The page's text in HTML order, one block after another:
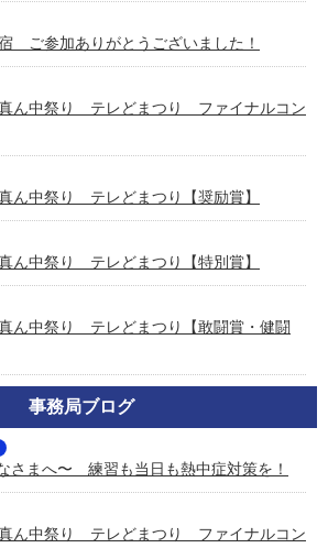
ご参加ありがとうございました！
ん中祭り テレどまつり ファイナルコン
ん中祭り テレどまつり【奨励賞】
ん中祭り テレどまつり【特別賞】
ん中祭り テレどまつり【敢闘賞・健闘
事務局ブログ
さまへ〜 練習も当日も熱中症対策を！
ん中祭り テレどまつり ファイナルコン